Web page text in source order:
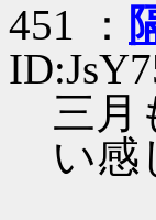
451 ：
三月
い感